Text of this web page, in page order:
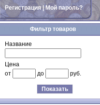
Регистрация|Мой пароль?
Фильтр товаров
Название
Цена
от
до руб.
Показать